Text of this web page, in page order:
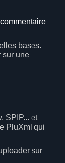
bases.
sur une
SPIP... et
PluXml qui
sur